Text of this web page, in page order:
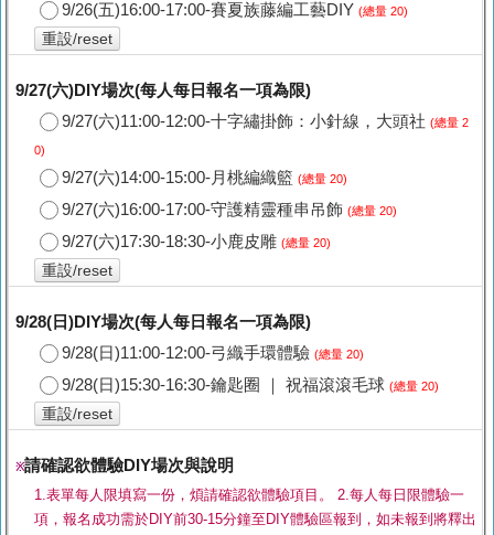
9/26(五)16:00-17:00-賽夏族藤編工藝DIY (總量 20)
重設/reset
9/27(六)DIY場次(每人每日報名一項為限)
9/27(六)11:00-12:00-十字繡掛飾：小針線，大頭社 (總量 2
0)
9/27(六)14:00-15:00-月桃編織籃 (總量 20)
9/27(六)16:00-17:00-守護精靈種串吊飾 (總量 20)
9/27(六)17:30-18:30-小鹿皮雕 (總量 20)
重設/reset
9/28(日)DIY場次(每人每日報名一項為限)
9/28(日)11:00-12:00-弓織手環體驗 (總量 20)
9/28(日)15:30-16:30-鑰匙圈 ｜ 祝福滾滾毛球 (總量 20)
重設/reset
※請確認欲體驗DIY場次與說明
1.表單每人限填寫一份，煩請確認欲體驗項目。 2.每人每日限體驗一
項，報名成功需於DIY前30-15分鐘至DIY體驗區報到，如未報到將釋出